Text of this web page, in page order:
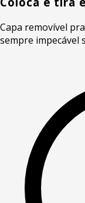
Capa removível
sempre impecável